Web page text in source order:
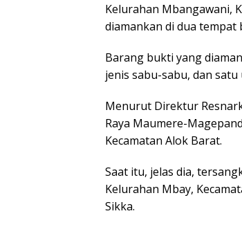
Kelurahan Mbangawani,
diamankan di dua tempat
Barang bukti yang
jenis sabu-sabu, dan
Menurut Direktur
Raya Maumere-
Kecamatan Alok Barat.
Saat itu, jelas dia,
Kelurahan Mbay,
Sikka.